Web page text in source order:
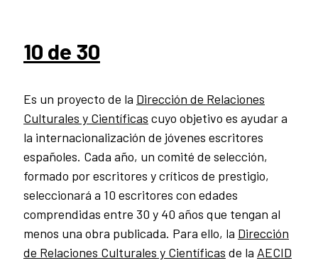
10 de 30
Es un proyecto de la Dirección de Relaciones
Culturales y Científicas cuyo objetivo es ayudar a
la internacionalización de jóvenes escritores
españoles. Cada año, un comité de selección,
formado por escritores y críticos de prestigio,
seleccionará a 10 escritores con edades
comprendidas entre 30 y 40 años que tengan al
menos una obra publicada. Para ello, la Dirección
de Relaciones Culturales y Científicas de la AECID